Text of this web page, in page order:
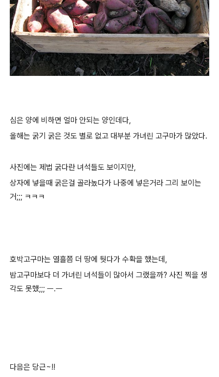
심은 양에 비하면 얼마 안되는 양인데다,
올해는 굵기 굵은 것도 별로 없고 대부분 가녀린 고구마가 많았다.
사진에는 제법 굵다란 녀석들도 보이지만,
상자에 넣을때 굵은걸 골라놌다가 나중에 넣은거라 그리 보이는
거;;; ㅋㅋㅋ
호박고구마는 열흘쯤 더 땅에 둿다가 수확을 했는데,
밤고구마보다 더 가녀린 녀석들이 많아서 그랬을까? 사진 찍을 생
각도 못했;;; ㅡ.ㅡ
다음은 당근~!!